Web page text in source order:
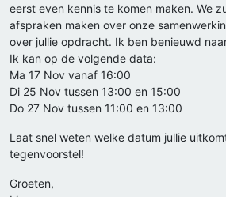
eerst even kennis te komen maken. We
afspraken maken over onze
over jullie opdracht. Ik ben benieuwd
Ik kan op de volgende data:
Ma 17 Nov vanaf 16:00
Di 25 Nov tussen 13:00 en 15:00
Do 27 Nov tussen 11:00 en 13:00
Laat snel weten welke datum jullie
tegenvoorstel!
Groeten,